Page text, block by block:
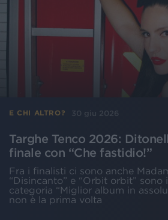
E CHI ALTRO? 30 giu 2026
Targhe Tenco 2026:
finale con “Che fastidio!”
Fra i finalisti ci sono anche
“Disincanto” e “Orbit orbit” sono
categoria “Miglior album in
non è la prima volta